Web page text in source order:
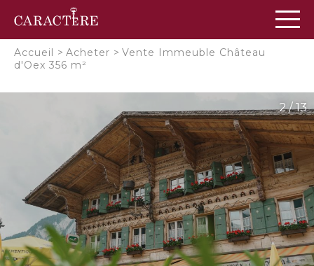
Accueil > Acheter > Vente Immeuble Château
d'Oex 356 m²
2 / 13
Panneau de gestion des cookies